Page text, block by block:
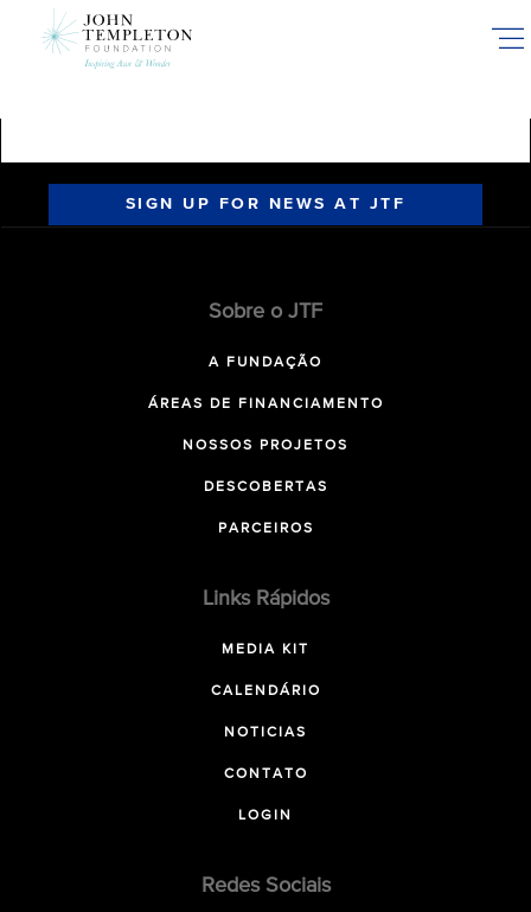
SIGN UP FOR NEWS AT JTF
Sobre o JTF
A FUNDAÇÃO
ÁREAS DE FINANCIAMENTO
NOSSOS PROJETOS
DESCOBERTAS
PARCEIROS
Links Rápidos
MEDIA KIT
CALENDÁRIO
NOTICIAS
CONTATO
LOGIN
Redes Sociais